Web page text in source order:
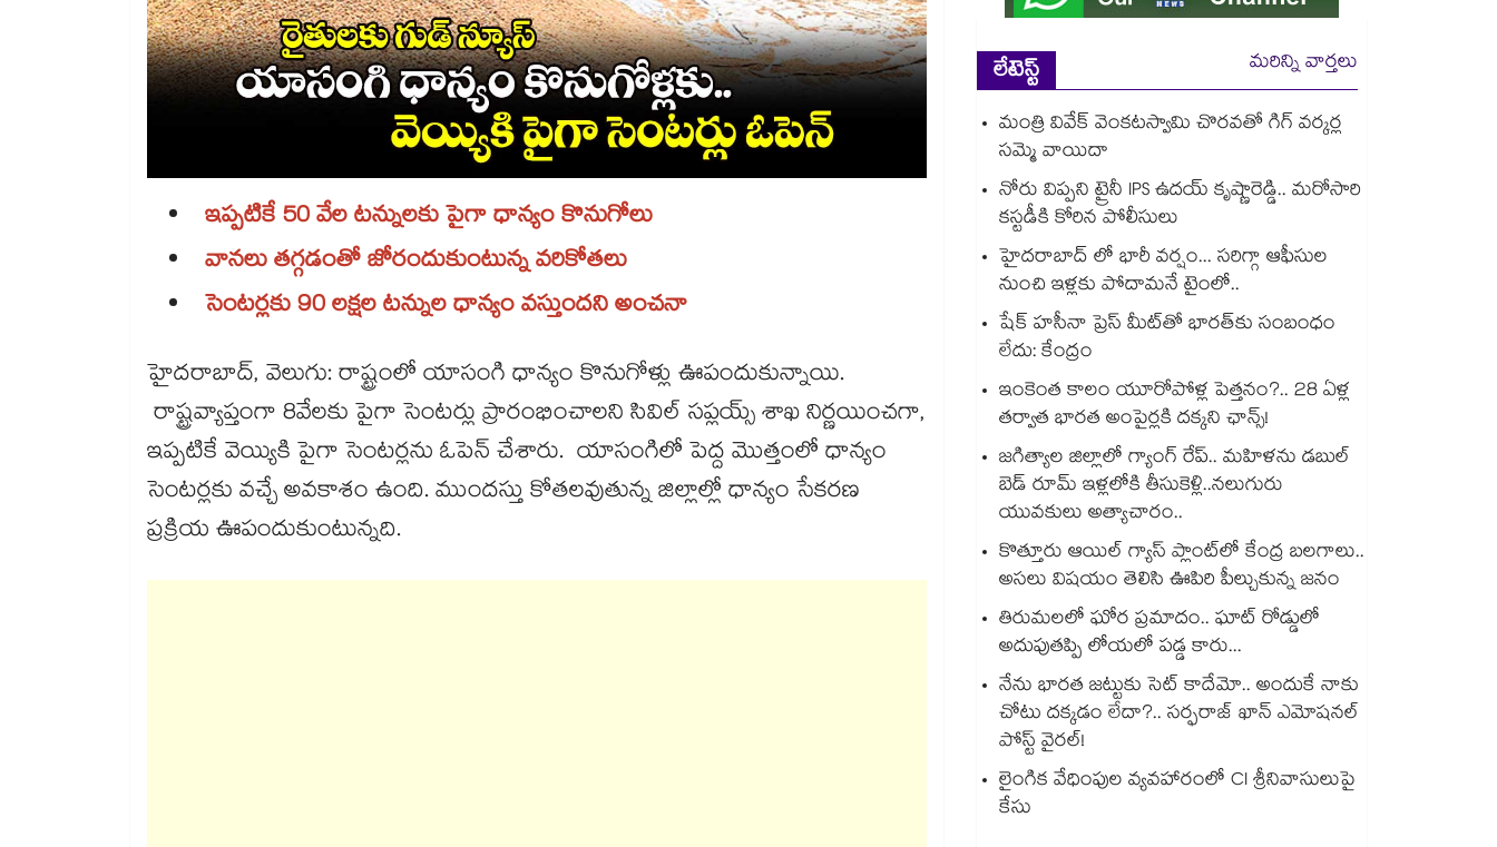
ఇప్పటికే 50 వేల టన్నులకు పైగా ధాన్యం కొనుగోలు
వానలు తగ్గడంతో జోరందుకుంటున్న వరికోతలు
సెంటర్లకు 90 లక్షల టన్నుల ధాన్యం వస్తుందని అంచనా
హైదరాబాద్​, వెలుగు: రాష్ట్రంలో యాసంగి ధాన్యం కొనుగోళ్లు ఊపందుకున్నాయి.
రాష్ట్రవ్యాప్తంగా 8వేలకు పైగా సెంటర్లు ప్రారంభించాలని సివిల్​ సప్లయ్స్ ​శాఖ నిర్ణయించగా,
ఇప్పటికే వెయ్యికి పైగా సెంటర్లను ఓపెన్ చేశారు. యాసంగిలో పెద్ద మొత్తంలో ధాన్యం
సెంటర్లకు వచ్చే అవకాశం ఉంది. ముందస్తు కోతలవుతున్న జిల్లాల్లో ధాన్యం సేకరణ
ప్రక్రియ ఊపందుకుంటున్నది.
లేటెస్ట్
మరిన్ని వార్తలు
మంత్రి వివేక్ వెంకటస్వామి చొరవతో గిగ్ వర్కర్ల
సమ్మె వాయిదా
నోరు విప్పని ట్రైనీ IPS ఉదయ్ కృష్ణారెడ్డి.. మరోసారి
కస్టడీకి కోరిన పోలీసులు
హైదరాబాద్ లో భారీ వర్షం... సరిగ్గా ఆఫీసుల
నుంచి ఇళ్లకు పోదామనే టైంలో..
షేక్ హసీనా ప్రెస్ మీట్‎తో భారత్‎కు సంబంధం
లేదు: కేంద్రం
ఇంకెంత కాలం యూరోపోళ్ల పెత్తనం?.. 28 ఏళ్ల
తర్వాత భారత అంపైర్లకి దక్కని ఛాన్స్!
జగిత్యాల జిల్లాలో గ్యాంగ్ రేప్.. మహిళను డబుల్
బెడ్ రూమ్ ఇళ్లలోకి తీసుకెళ్లి..నలుగురు
యువకులు అత్యాచారం..
కొత్తూరు ఆయిల్ గ్యాస్⁪ ప్లాంట్⁫లో కేంద్ర బలగాలు..
అసలు విషయం తెలిసి ఊపిరి పీల్చుకున్న జనం
తిరుమలలో ఘోర ప్రమాదం.. ఘాట్ రోడ్డులో
అదుపుతప్పి లోయలో పడ్డ కారు...
నేను భారత జట్టుకు సెట్ కాదేమో.. అందుకే నాకు
చోటు దక్కడం లేదా?.. సర్ఫరాజ్ ఖాన్ ఎమోషనల్
పోస్ట్ వైరల్!
లైంగిక వేధింపుల వ్యవహారంలో CI శ్రీనివాసులుపై
కేసు